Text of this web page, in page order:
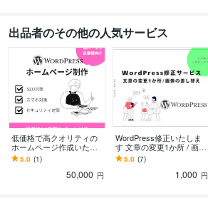
出品者のその他の人気サービス
低価格で高クオリティの
ホームページ作成いたし
ます ワードプレスで格安
ホームページ制作、お任
5.0 (1)
50,000 円
WordPress修正いたしま
す 文章の変更1か所 / 画像
の差し替え
5.0 (7)
1,000 円